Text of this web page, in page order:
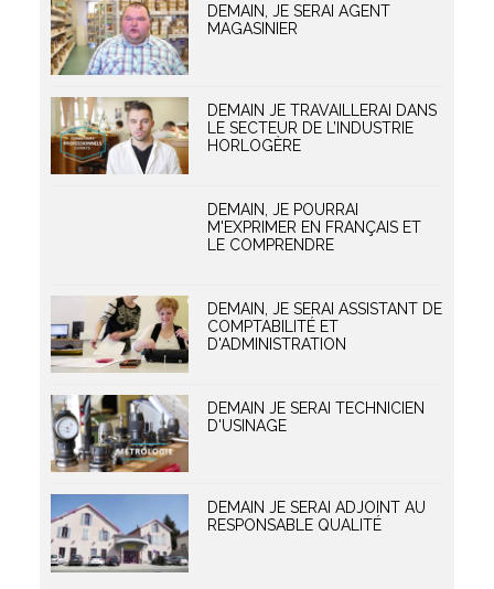
DEMAIN, JE SERAI AGENT
MAGASINIER
DEMAIN JE TRAVAILLERAI DANS
LE SECTEUR DE L’INDUSTRIE
HORLOGÈRE
DEMAIN, JE POURRAI
M'EXPRIMER EN FRANÇAIS ET
LE COMPRENDRE
DEMAIN, JE SERAI ASSISTANT DE
COMPTABILITÉ ET
D'ADMINISTRATION
DEMAIN JE SERAI TECHNICIEN
D'USINAGE
DEMAIN JE SERAI ADJOINT AU
RESPONSABLE QUALITÉ